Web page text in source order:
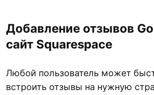
Добавление отзывов
сайт Squarespace
Любой пользователь может
встроить отзывы на нужную